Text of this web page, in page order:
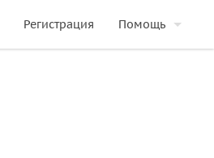
Регистрация Помощь